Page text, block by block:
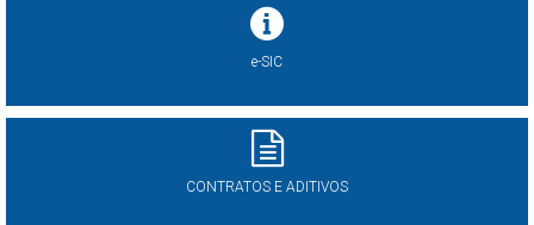
e-SIC
CONTRATOS E ADITIVOS